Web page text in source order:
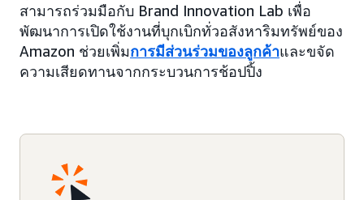
สามารถร่วมมือกับ Brand Innovation Lab เพื่อ
พัฒนาการเปิดใช้งานที่บุกเบิกทั่วอสังหาริมทรัพย์ของ
Amazon ช่วยเพิ่มการมีส่วนร่วมของลูกค้าและขจัด
ความเสียดทานจากกระบวนการช้อปปิ้ง